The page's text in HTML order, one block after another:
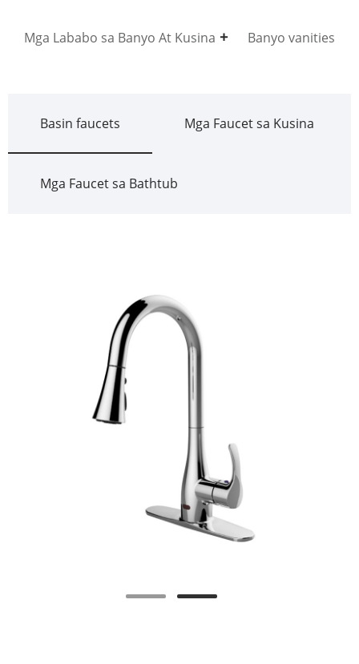
Mga Lababo sa Banyo At Kusina Banyo vanities
Basin faucets Mga Faucet sa Kusina
Mga Faucet sa Bathtub